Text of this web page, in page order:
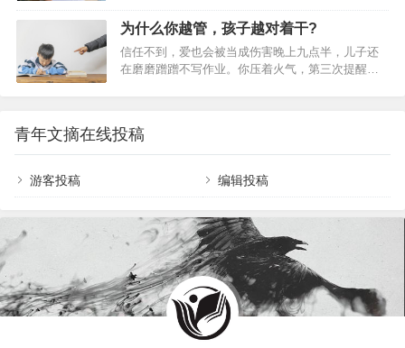
当成一件苦差事？【被“异化”的学习：当教育背离成
长本质】社会发展日新月异，而当代青少年背负着
时，睡眠不足7小时成为常态。一位高三学生…
父母这么说如果是这样，建议你认真的阅读下这篇
文章，或许从中你能学到更科学且温暖的安慰方
式。01 不建议说“考不好没关系”家长一句轻飘飘的
“考不好没关系”，看似是豁达的安慰，实则可能对孩
点，就是一个人对自己是否有能力完成一件事的自
信程度。自我效能感影响人们做事的选择、努力
程…
为什么你越管，孩子越对着干?
信任不到，爱也会被当成伤害晚上九点半，儿子还
在磨磨蹭蹭不写作业。你压着火气，第三次提醒：
前就说透了上周，女儿拿着考了78分的试卷让你签
字。你刚说了句“这道题上次错过，怎么又错了”，她
立刻红了眼圈：“我就是笨！你天天说我！”你本想帮
她分析原因，她却把你的关心，当成了指责。这样
因为爱，批评孩子是因为负责。可为什么有时…
青年文摘在线投稿
游客投稿 编辑投稿